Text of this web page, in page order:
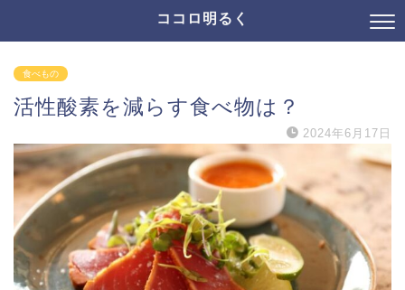
ココロ明るく
食べもの
活性酸素を減らす食べ物は？
2024年6月17日